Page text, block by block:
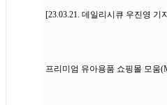
[23.03.21. 데일리시큐 우진영 기
프리미엄 유아용품 쇼핑몰 모움